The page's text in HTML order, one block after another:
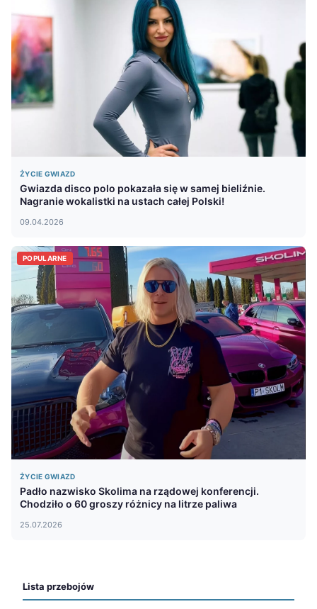
ŻYCIE GWIAZD
Gwiazda disco polo pokazała się w samej bieliźnie.
Nagranie wokalistki na ustach całej Polski!
09.04.2026
POPULARNE
ŻYCIE GWIAZD
Padło nazwisko Skolima na rządowej konferencji.
Chodziło o 60 groszy różnicy na litrze paliwa
25.07.2026
Lista przebojów